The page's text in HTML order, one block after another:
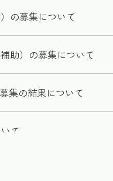
の募集について
助）の募集について
集の結果について
て